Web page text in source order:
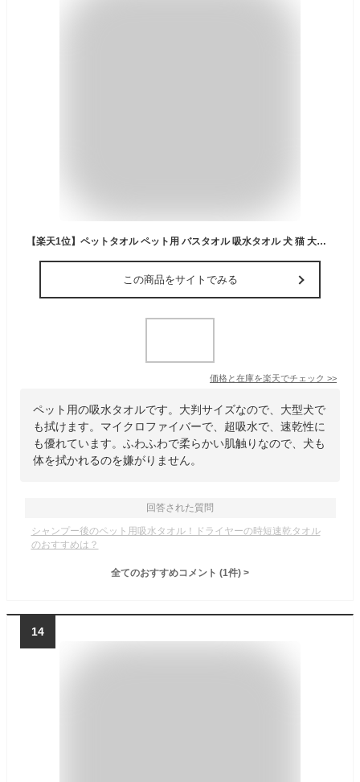
【楽天1位】ペットタオル ペット用 バスタオル 吸水タオル 犬 猫 大判サイズ 70*100cm 50*100cm 40*60cm 足拭き シャワー シャンプ一 超吸水 速乾 マイクロファイバー ドライヤー時間短縮 タオルケット ブランケット 柔らかい ふわふわ ネコポス送料無料！【ra26311】
この商品をサイトでみる
価格と在庫を楽天でチェック >>
ペット用の吸水タオルです。大判サイズなので、大型犬で
も拭けます。マイクロファイバーで、超吸水で、速乾性に
も優れています。ふわふわで柔らかい肌触りなので、犬も
体を拭かれるのを嫌がりません。
回答された質問
シャンプー後のペット用吸水タオル！ドライヤーの時短速乾タオル
のおすすめは？
全てのおすすめコメント (1件) >
14